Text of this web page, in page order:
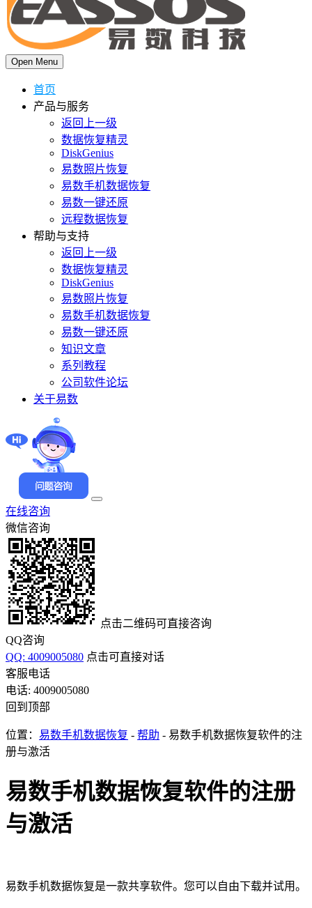
Open Menu
首页
产品与服务
返回上一级
数据恢复精灵
DiskGenius
易数照片恢复
易数手机数据恢复
易数一键还原
远程数据恢复
帮助与支持
返回上一级
数据恢复精灵
DiskGenius
易数照片恢复
易数手机数据恢复
易数一键还原
知识文章
系列教程
公司软件论坛
关于易数
在线咨询
微信咨询
点击二维码可直接咨询
QQ咨询
QQ: 4009005080 点击可直接对话
客服电话
电话: 4009005080
回到顶部
位置： 易数手机数据恢复 - 帮助 - 易数手机数据恢复软件的注
册与激活
易数手机数据恢复软件的注册
与激活
易数手机数据恢复是一款共享软件。您可以自由下载并试用。